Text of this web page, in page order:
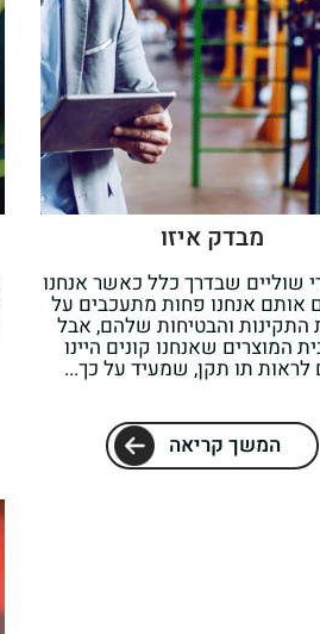
מבדק איזו
שוליים שבדרך כלל כאשר אנחנו
אותם אנחנו פחות מתעכבים על
התקינות והבטיחות שלהם, אבל
המוצרים שאנחנו קונים היינו
לראות תו תקן, שמעיד על כך...
המשך קריאה